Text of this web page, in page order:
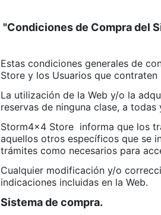
"Condiciones de Compra del
Estas condiciones generales de
Store y los Usuarios que
La utilización de la Web y/o la
reservas de ninguna clase, a
Storm4x4 Store informa que los
aquellos otros específicos que se
trámites como necesarios para
Cualquier modificación y/o
indicaciones incluidas en la Web.
Sistema de compra.